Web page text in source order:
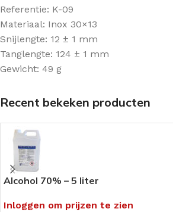
Referentie: K-09
Materiaal: Inox 30×13
Snijlengte: 12 ± 1 mm
Tanglengte: 124 ± 1 mm
Gewicht: 49 g
Recent bekeken producten
Alcohol 70% – 5 liter
Inloggen om prijzen te zien